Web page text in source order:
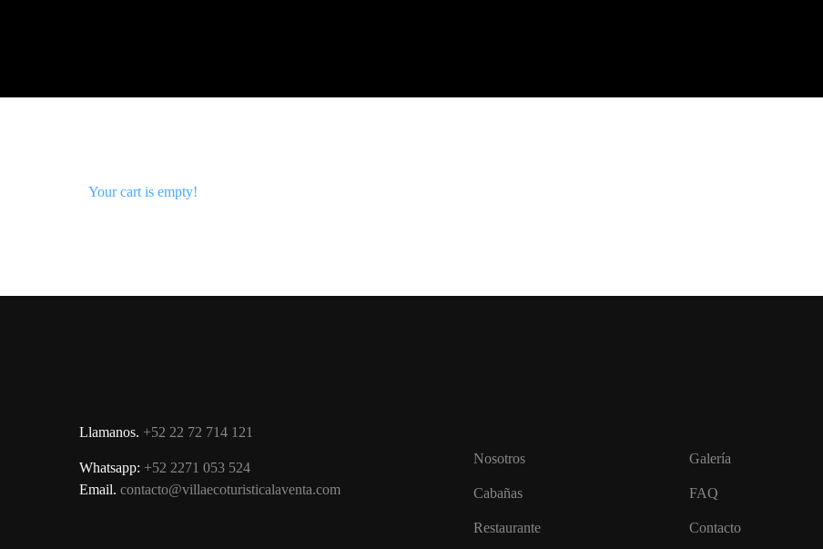
Your cart is empty!
Llamanos. +52 22 72 714 121
Whatsapp: +52 2271 053 524
Email. contacto@villaecoturisticalaventa.com
Nosotros
Cabañas
Restaurante
Galería
FAQ
Contacto